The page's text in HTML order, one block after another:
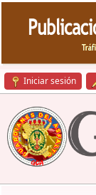
Iniciar sesión